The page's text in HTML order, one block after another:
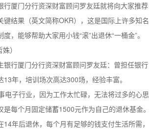
行厦门分行资深财富顾问罗友廷就将向大家推荐
结果（英文简称OKR），这是国际上许多知名
，能够帮助大家用小钱“滚”出退休“一桶金”。
）
银行厦门分行资深财富顾问罗友廷：曾担任银行
年，培训场次高达300场，经验丰富。
电子行业，因为工作太忙碌，无法将过多的心思
每个月固定储蓄1500元作为自己的退休基金。
年后退休，每个月有足够的钱支付生活所需，